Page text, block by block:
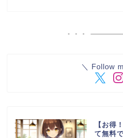
＼ Follow
【お得
て無料